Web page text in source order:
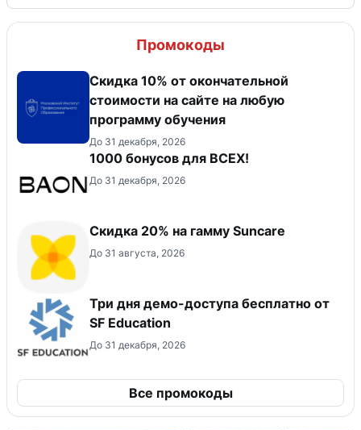
Промокоды
Скидка 10% от окончательной
стоимости на сайте на любую
программу обучения
До 31 декабря, 2026
1000 бонусов для ВСЕХ!
До 31 декабря, 2026
Скидка 20% на гамму Suncare
До 31 августа, 2026
Три дня демо-доступа бесплатно от
SF Education
До 31 декабря, 2026
Все промокоды